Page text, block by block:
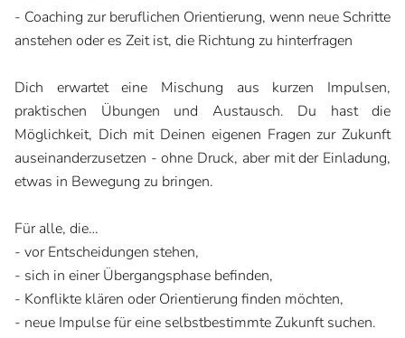
- Coaching zur beruflichen Orientierung, wenn neue Schritte
anstehen oder es Zeit ist, die Richtung zu hinterfragen
Dich erwartet eine Mischung aus kurzen Impulsen,
praktischen Übungen und Austausch. Du hast die
Möglichkeit, Dich mit Deinen eigenen Fragen zur Zukunft
auseinanderzusetzen - ohne Druck, aber mit der Einladung,
etwas in Bewegung zu bringen.
Für alle, die…
- vor Entscheidungen stehen,
- sich in einer Übergangsphase befinden,
- Konflikte klären oder Orientierung finden möchten,
- neue Impulse für eine selbstbestimmte Zukunft suchen.